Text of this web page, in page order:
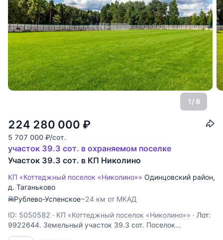
1/ 8
224 280 000 ₽
5 707 000 ₽/сот.
участок 39.3 сот. в охраняемом поселке
Участок 39.3 сот. в КП Николино
КП «Коттеджный поселок «Николино»» Одинцовский район,
д. Таганьково
Рублево-Успенское~24 км от МКАД
ID: 5050582 · КП «Коттеджный поселок «Николино»» · Лот:
9922644. Земельный участок 39.3 cот. Поселок
«Николино». 2-е Успенское шоссе, 25 км от МКАД. Участок